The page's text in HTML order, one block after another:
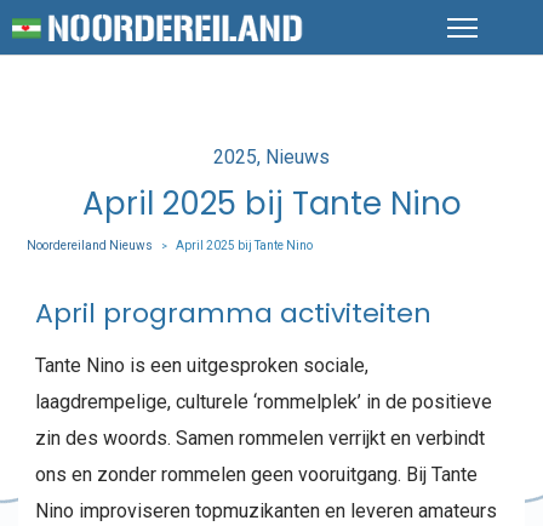
Posted
in
2025 Nieuws
April 2025 bij Tante Nino
Noordereiland Nieuws > April 2025 bij Tante Nino
April programma activiteiten
Tante Nino is een uitgesproken sociale,
laagdrempelige, culturele ‘rommelplek’ in de positieve
zin des woords. Samen rommelen verrijkt en verbindt
ons en zonder rommelen geen vooruitgang. Bij Tante
Nino improviseren topmuzikanten en leveren amateurs